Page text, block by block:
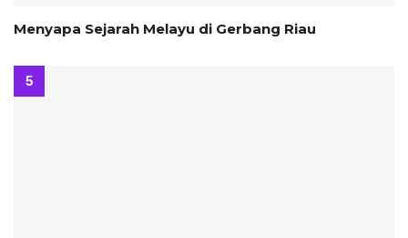
Menyapa Sejarah Melayu di Gerbang Riau